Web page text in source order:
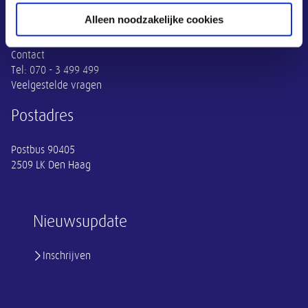
Alleen noodzakelijke cookies
Nieuwsupdate
Inschrijven
Contact
Tel: 070 - 3 499 499
Veelgestelde vragen
Postadres
Postbus 90405
2509 LK Den Haag